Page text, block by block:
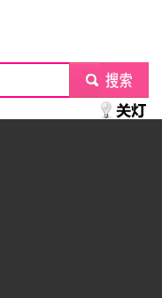
submit